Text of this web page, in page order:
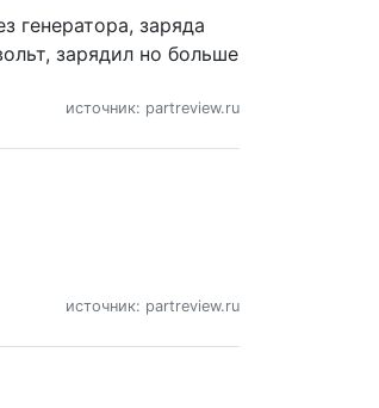
генератора, заряда
зарядил но больше
источник: partreview.ru
источник: partreview.ru